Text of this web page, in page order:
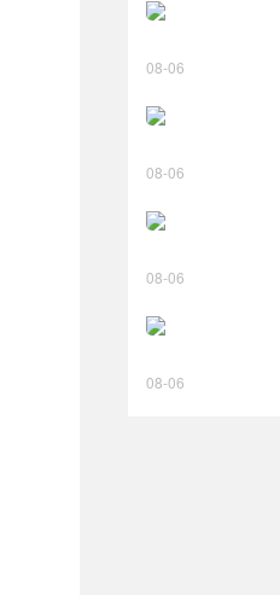
08-06
08-06
08-06
08-06